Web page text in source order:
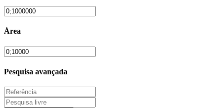
Área
Pesquisa avançada